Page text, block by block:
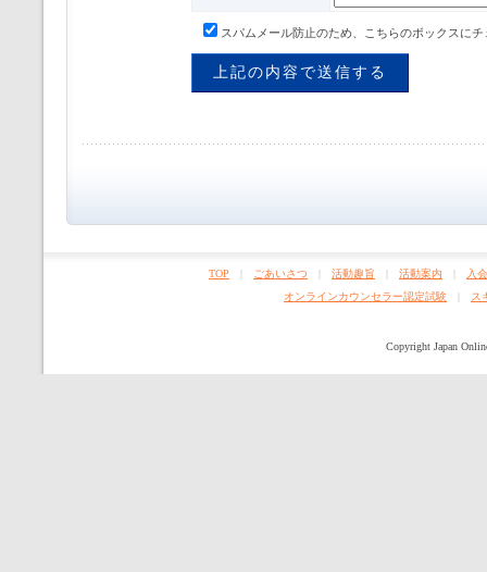
スパムメール防止のため、こちらのボックスに
TOP ごあいさつ 活動趣旨 活動案内
入
オンラインカウンセラー認定試験
ス
Copyright Japan